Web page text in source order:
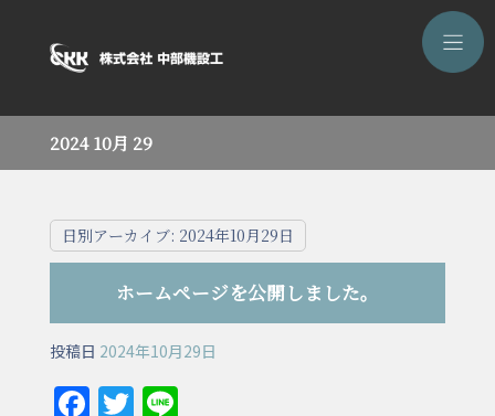
2024 10月 29
日別アーカイブ: 2024年10月29日
ホームページを公開しました。
投稿日 2024年10月29日
F T Li